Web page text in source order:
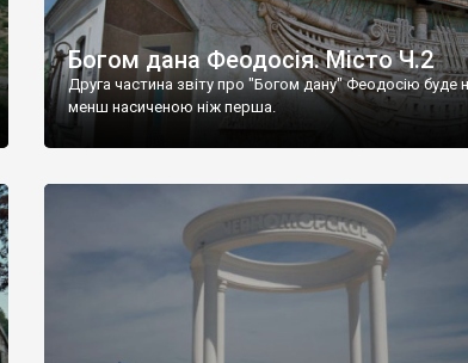
Богом дана Феодосія. Місто Ч.2
Друга частина звіту про "Богом дану" Феодосію буде
менш насиченою ніж перша.